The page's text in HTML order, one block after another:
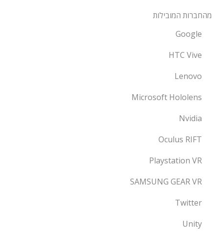
מהחברות המובילות
Google
HTC Vive
Lenovo
Microsoft Hololens
Nvidia
Oculus RIFT
Playstation VR
SAMSUNG GEAR VR
Twitter
Unity